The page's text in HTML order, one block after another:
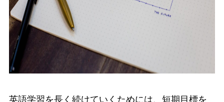
英語学習を長く続けていくためには、短期目標を